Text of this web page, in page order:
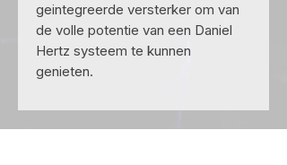
geintegreerde versterker om van
de volle potentie van een Daniel
Hertz systeem te kunnen
genieten.